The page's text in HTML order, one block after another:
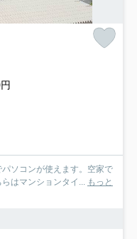
ソコンが使えます。空家で
はマンションタイ... もっと